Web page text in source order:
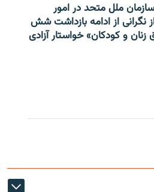
ملل متحد در امور
نگرانی از ادامه بازداشت شش
زنان و کودکان» خواستار آزادی